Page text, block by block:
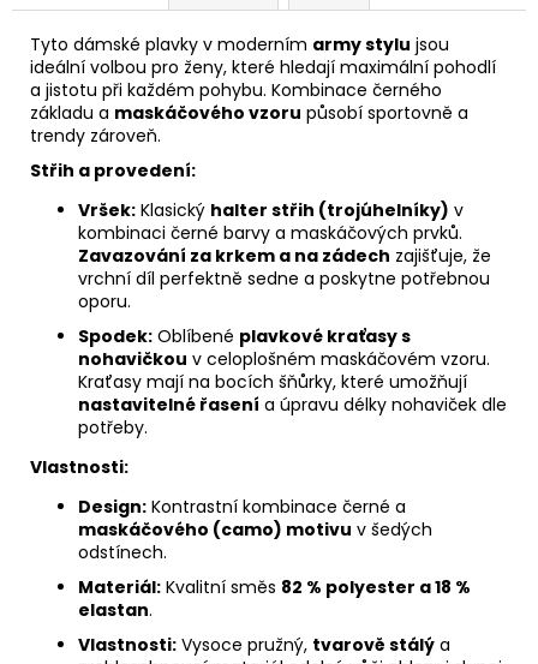
Tyto dámské plavky v moderním army stylu jsou
ideální volbou pro ženy, které hledají maximální pohodlí
a jistotu při každém pohybu. Kombinace černého
základu a maskáčového vzoru působí sportovně a
trendy zároveň.
Střih a provedení:
Vršek: Klasický halter střih (trojúhelníky) v
kombinaci černé barvy a maskáčových prvků.
Zavazování za krkem a na zádech zajišťuje, že
vrchní díl perfektně sedne a poskytne potřebnou
oporu.
Spodek: Oblíbené plavkové kraťasy s
nohavičkou v celoplošném maskáčovém vzoru.
Kraťasy mají na bocích šňůrky, které umožňují
nastavitelné řasení a úpravu délky nohaviček dle
potřeby.
Vlastnosti:
Design: Kontrastní kombinace černé a
maskáčového (camo) motivu v šedých
odstínech.
Materiál: Kvalitní směs 82 % polyester a 18 %
elastan.
Vlastnosti: Vysoce pružný, tvarově stálý a